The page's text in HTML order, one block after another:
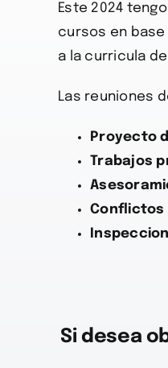
Este 2024
cursos en
a la curricula
Las reuniones
Proyecto
Trabajos
Conflictos
Si desea